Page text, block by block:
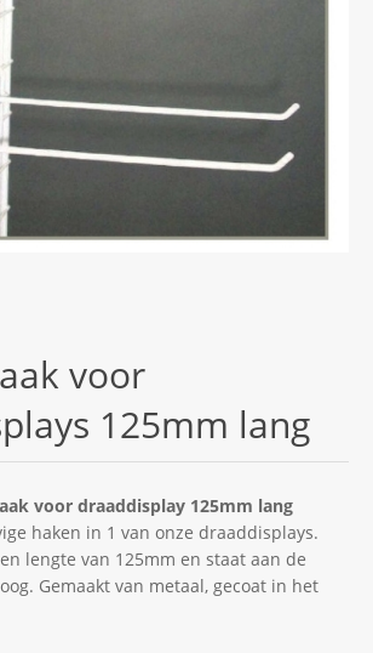
voor
125mm lang
voor draaddisplay 125mm lang
haken in 1 van onze draaddisplays.
lengte van 125mm en staat aan de
Gemaakt van metaal, gecoat in het